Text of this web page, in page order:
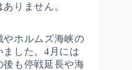
りません。
やホルムズ海峡の
した。4月には
後も停戦延長や海